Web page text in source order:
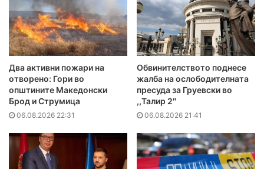
Два активни пожари на
отворено: Гори во
општините Македонски
Брод и Струмица
06.08.2026 22:31
Обвинителството поднесе
жалба на ослободителната
пресуда за Груевски во
,,Талир 2″
06.08.2026 21:41